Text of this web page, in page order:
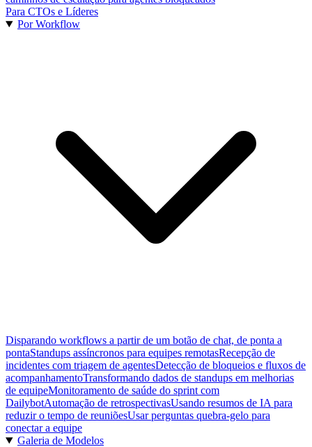
Para CTOs e Líderes
Por Workflow
Disparando workflows a partir de um botão de chat, de ponta a
pontaStandups assíncronos para equipes remotasRecepção de
incidentes com triagem de agentesDetecção de bloqueios e fluxos de
acompanhamentoTransformando dados de standups em melhorias
de equipeMonitoramento de saúde do sprint com
DailybotAutomação de retrospectivasUsando resumos de IA para
reduzir o tempo de reuniõesUsar perguntas quebra-gelo para
conectar a equipe
Galeria de Modelos